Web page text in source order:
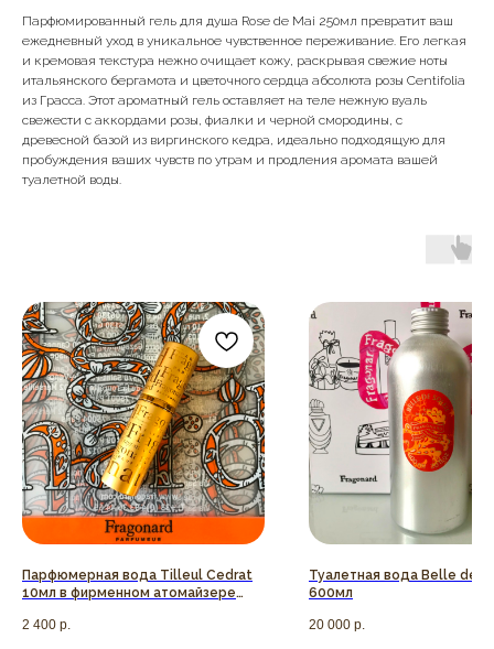
Парфюмированный гель для душа Rose de Mai 250мл превратит ваш
ежедневный уход в уникальное чувственное переживание. Его легкая
и кремовая текстура нежно очищает кожу, раскрывая свежие ноты
итальянского бергамота и цветочного сердца абсолюта розы Centifolia
из Грасса. Этот ароматный гель оставляет на теле нежную вуаль
свежести с аккордами розы, фиалки и черной смородины, с
древесной базой из виргинского кедра, идеально подходящую для
пробуждения ваших чувств по утрам и продления аромата вашей
туалетной воды.
Парфюмерная вода Tilleul Cedrat
10мл в фирменном атомайзере
2 400 р.
Туалетная вода Belle de
600мл
20 000 р.